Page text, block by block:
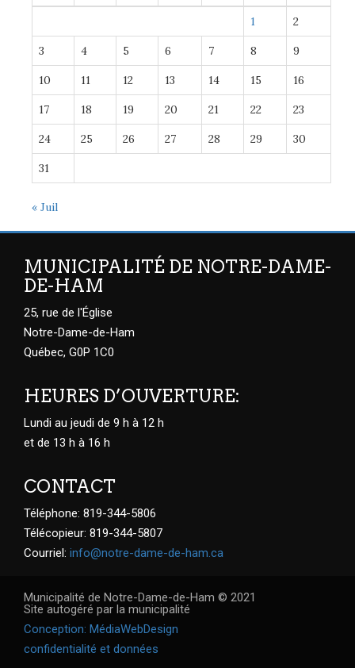
1 2
3 4 5 6 7 8 9
10 11 12 13 14 15 16
17 18 19 20 21 22 23
24 25 26 27 28 29 30
31
« Juil
MUNICIPALITÉ DE NOTRE-DAME-
DE-HAM
25, rue de l'Église
Notre-Dame-de-Ham
Québec, G0P 1C0
HEURES D’OUVERTURE:
Lundi au jeudi de 9 h à 12 h
et de 13 h à 16 h
CONTACT
Téléphone: 819-344-5806
Télécopieur: 819-344-5807
Courriel: info@notre-dame-de-ham.ca
Municipalité de Notre-Dame-de-Ham © 2021
Site autogéré par la municipalité
Conception: MédiaWebDesign
confidentialité et données